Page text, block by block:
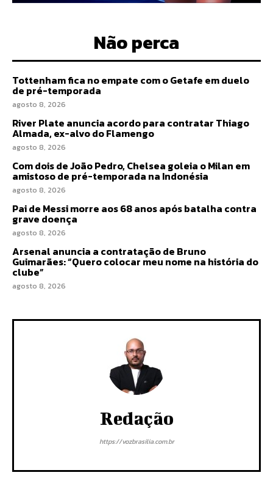
Não perca
Tottenham fica no empate com o Getafe em duelo
de pré-temporada
agosto 8, 2026
River Plate anuncia acordo para contratar Thiago
Almada, ex-alvo do Flamengo
agosto 8, 2026
Com dois de João Pedro, Chelsea goleia o Milan em
amistoso de pré-temporada na Indonésia
agosto 8, 2026
Pai de Messi morre aos 68 anos após batalha contra
grave doença
agosto 8, 2026
Arsenal anuncia a contratação de Bruno
Guimarães: “Quero colocar meu nome na história do
clube”
agosto 8, 2026
Redação
https://vozbrasilia.com.br